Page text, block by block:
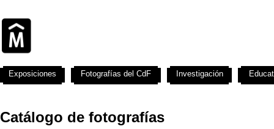
Catálogo de fotografías
Exposiciones Fotografías del CdF Investigación